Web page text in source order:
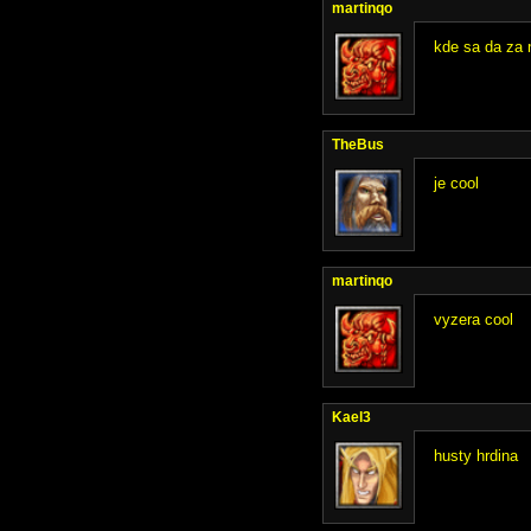
martinqo
kde sa da za
TheBus
je cool
martinqo
vyzera cool
Kael3
husty hrdina